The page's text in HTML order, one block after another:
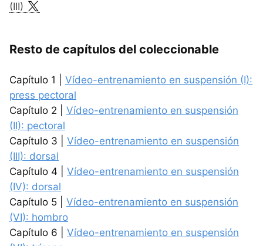
(III)
Resto de capítulos del coleccionable
Capítulo 1 | Vídeo-entrenamiento en suspensión (I):
press pectoral
Capítulo 2 | Vídeo-entrenamiento en suspensión
(II): pectoral
Capítulo 3 | Vídeo-entrenamiento en suspensión
(III): dorsal
Capítulo 4 | Vídeo-entrenamiento en suspensión
(IV): dorsal
Capítulo 5 | Vídeo-entrenamiento en suspensión
(VI): hombro
Capítulo 6 | Vídeo-entrenamiento en suspensión